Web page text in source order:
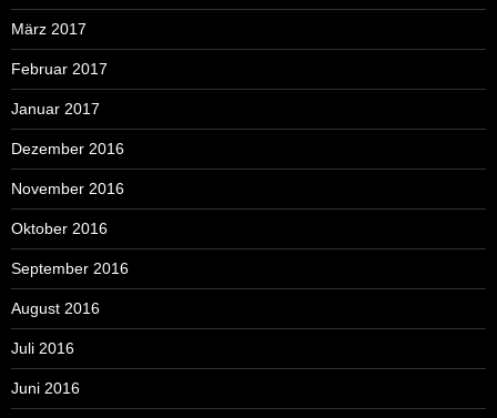
März 2017
Februar 2017
Januar 2017
Dezember 2016
November 2016
Oktober 2016
September 2016
August 2016
Juli 2016
Juni 2016